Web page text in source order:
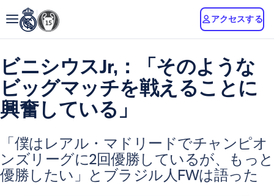
アクセスする
ビニシウスJr,：「そのような
ビッグマッチを戦えることに
興奮している」
「僕はレアル・マドリードでチャンピオ
ンズリーグに2回優勝しているが、もっと
優勝したい」とブラジル人FWは語った